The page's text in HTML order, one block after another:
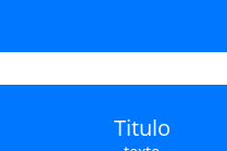
Titulo